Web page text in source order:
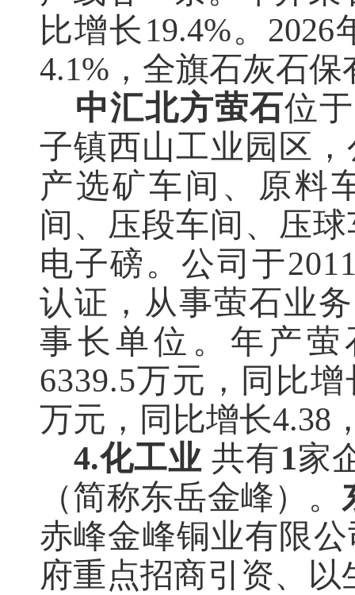
比增长19.4%。
4.1%，全旗石灰石
中汇北方萤石位
子镇西山工业园区
产选矿车间、原料
间、压段车间、压
电子磅。公司于
认证，从事萤石业
事长单位。年产萤
6339.5万元，同比增
万元，同比增长4.38
4.化工业共有1家
（简称东岳金峰）。
赤峰金峰铜业有限
府重点招商引资、